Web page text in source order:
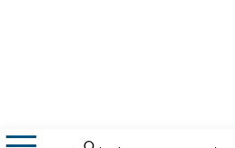
D’ANETHAN Jules (Baron)